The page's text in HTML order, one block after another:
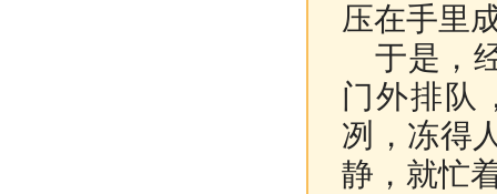
压在手里
于是，
门外排队
冽，冻得
静，就忙